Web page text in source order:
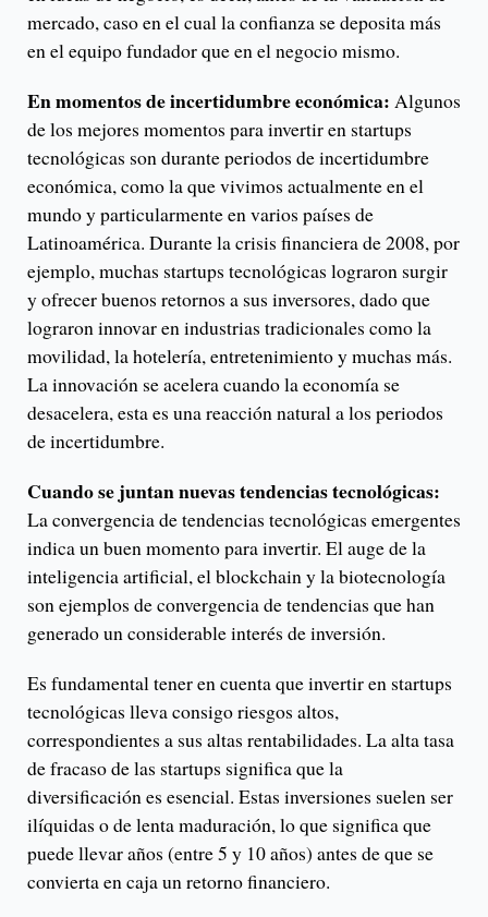
mercado, caso en el cual la confianza se deposita más
en el equipo fundador que en el negocio mismo.
En momentos de incertidumbre económica: Algunos
de los mejores momentos para invertir en startups
tecnológicas son durante periodos de incertidumbre
económica, como la que vivimos actualmente en el
mundo y particularmente en varios países de
Latinoamérica. Durante la crisis financiera de 2008, por
ejemplo, muchas startups tecnológicas lograron surgir
y ofrecer buenos retornos a sus inversores, dado que
lograron innovar en industrias tradicionales como la
movilidad, la hotelería, entretenimiento y muchas más.
La innovación se acelera cuando la economía se
desacelera, esta es una reacción natural a los periodos
de incertidumbre.
Cuando se juntan nuevas tendencias tecnológicas:
La convergencia de tendencias tecnológicas emergentes
indica un buen momento para invertir. El auge de la
inteligencia artificial, el blockchain y la biotecnología
son ejemplos de convergencia de tendencias que han
generado un considerable interés de inversión.
Es fundamental tener en cuenta que invertir en startups
tecnológicas lleva consigo riesgos altos,
correspondientes a sus altas rentabilidades. La alta tasa
de fracaso de las startups significa que la
diversificación es esencial. Estas inversiones suelen ser
ilíquidas o de lenta maduración, lo que significa que
puede llevar años (entre 5 y 10 años) antes de que se
convierta en caja un retorno financiero.